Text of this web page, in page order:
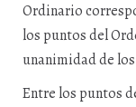
Ordinario
los puntos del
unanimidad de
Entre los puntos